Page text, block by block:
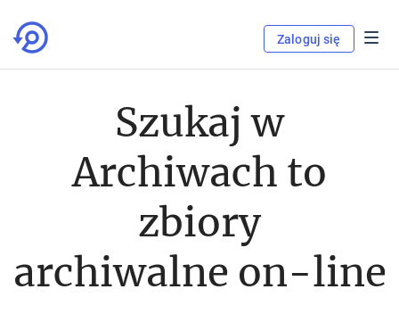
Zaloguj się
Szukaj w
Archiwach to
zbiory
archiwalne on-line